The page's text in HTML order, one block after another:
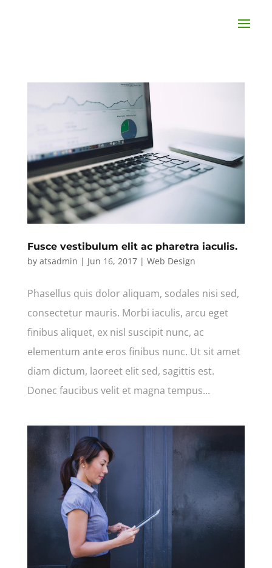
Fusce vestibulum elit ac pharetra iaculis.
by atsadmin | Jun 16, 2017| Web Design
Phasellus quis dolor aliquam, sodales nisi sed,
consectetur mauris. Morbi iaculis, arcu eget
finibus aliquet, ex nisl suscipit nunc, ac
elementum ante eros finibus nunc. Ut sit amet
diam dictum, laoreet elit sed, sagittis est.
Donec faucibus velit et magna tempus...